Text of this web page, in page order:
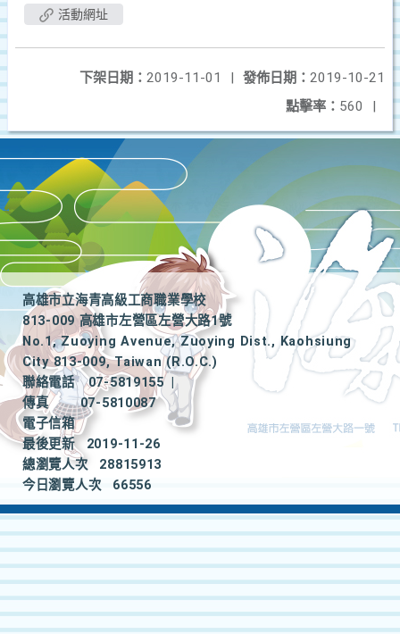
活動網址
發佈日期： 2019-10-21
下架日期： 2019-11-01
|
點擊率： 560 |
高雄市立海青高級工商職業學校
813-009 高雄市左營區左營大路1號
No.1, Zuoying Avenue, Zuoying Dist., Kaohsiung
City 813-009, Taiwan (R.O.C.)
聯絡電話
07-5819155
|
傳真
07-5810087
電子信箱
最後更新
2019-11-26
總瀏覽人次
28815913
今日瀏覽人次
66556